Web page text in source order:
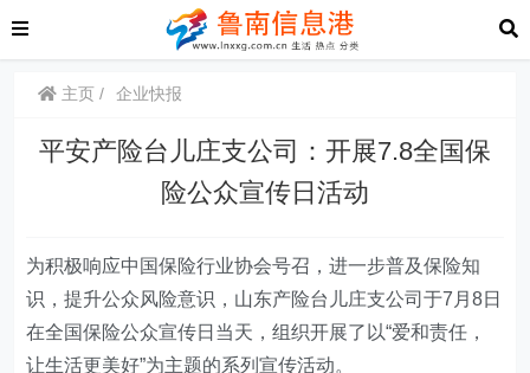
主页 企业快报
平安产险台儿庄支公司：开展7.8全国保
险公众宣传日活动
为积极响应中国保险行业协会号召，进一步普及保险知
识，提升公众风险意识，山东产险台儿庄支公司于7月8日
在全国保险公众宣传日当天，组织开展了以“爱和责任，
让生活更美好”为主题的系列宣传活动。